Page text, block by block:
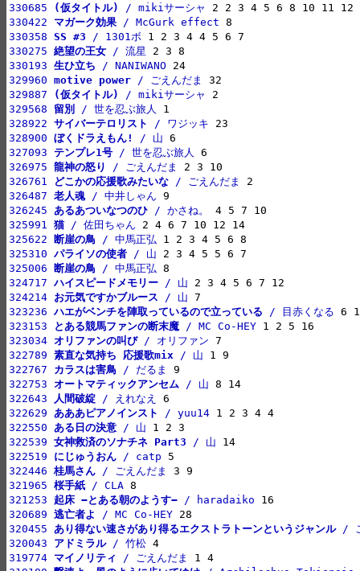
330685
(仮タイトル)
/ mikiサーシャ
330422 マガーク効果 / McGurk effect
330358 SS #3 / 1301ボ
330275 絶望の王女 / 流星
330193 生ひ立ち / NANIWANO
329960 motive power / ごえんだま
329887
(仮タイトル) / mikiサーシャ
329568 留別 / 世を忍ぶ旅人
328922 サイバーテロリスト / ワジッキ
328900 ぼくドラえもん! / 山
327093 テンプレ1号 / 世を忍ぶ旅人
326975 龍神の怒り / ごえんだま
326761
どこかの応援歌みたいな / ごえんだま
326487 老人魂 / 中井しゃん
326245 あるあついなつのひ / かさね。
325991 猫 / 佐田ちゃん
325622
断崖の鳥 / 中馬正弘
325310 パライソの使者 / 山
325006
断崖の鳥 / 中馬正弘
324717 ハイスピードメモリー / 山
324214 お元気ですかブルース / 山
323236 ハエがベンチを陣取っているので立っている / 目赤くなる
323153
とある競馬ファンの断末魔 / MC Co-HEY
323034 オリファンの叫び / オリファン
322789 素直な気持ち 応援歌mix / 山
322767 カラスは害鳥 / だるま
322753 オートマティックアンセム / 山
322643
人間破綻 / えれなえ
322629 あああピアノインスト / yuu14
322550 ある日の決意 / 山
322539 女神救済のソナチネ Part3 / 山
322519 にじゅうおん / catp
322446 桂馬さん / ごえんだま
321965 桜手紙 / CLA
321253 起床 −とある朝のようす− / haradaiko
320689 逃亡者よ / MC Co-HEY
320455 あり得ない速さがあり得るエクストラトーンというジャンル / ご
320043 アドミラル / 竹松
319774 マイノリティ / ごえんだま